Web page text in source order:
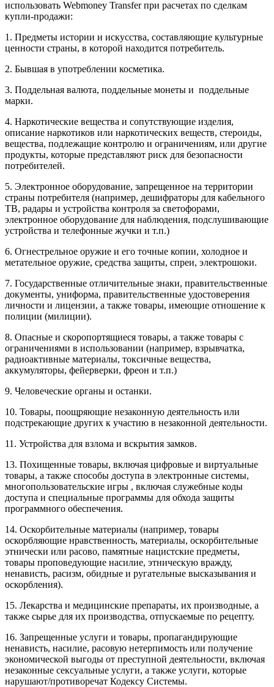
использовать Webmoney Transfer при расчетах по сделкам
купли-продажи:
1. Предметы истории и искусства, составляющие культурные
ценности страны, в которой находится потребитель.
2. Бывшая в употреблении косметика.
3. Поддельная валюта, поддельные монеты и поддельные
марки.
4. Наркотические вещества и сопутствующие изделия,
описание наркотиков или наркотических веществ, стероиды,
вещества, подлежащие контролю и ограничениям, или другие
продукты, которые представляют риск для безопасности
потребителей.
5. Электронное оборудование, запрещенное на территории
страны потребителя (например, дешифраторы для кабельного
ТВ, радары и устройства контроля за светофорами,
электронное оборудование для наблюдения, подслушивающие
устройства и телефонные жучки и т.п.)
6. Огнестрельное оружие и его точные копии, холодное и
метательное оружие, средства защиты, спреи, электрошоки.
7. Государственные отличительные знаки, правительственные
документы, униформа, правительственные удостоверения
личности и лицензии, а также товары, имеющие отношение к
полиции (милиции).
8. Опасные и скоропортящиеся товары, а также товары с
ограничениями в использовании (например, взрывчатка,
радиоактивные материалы, токсичные вещества,
аккумуляторы, фейерверки, фреон и т.п.)
9. Человеческие органы и останки.
10. Товары, поощряющие незаконную деятельность или
подстрекающие других к участию в незаконной деятельности.
11. Устройства для взлома и вскрытия замков.
13. Похищенные товары, включая цифровые и виртуальные
товары, а также способы доступа в электронные системы,
многопользовательские игры , включая служебные коды
доступа и специальные программы для обхода защиты
программного обеспечения.
14. Оскорбительные материалы (например, товары
оскорбляющие нравственность, материалы, оскорбительные
этнически или расово, памятные нацистские предметы,
товары проповедующие насилие, этническую вражду,
ненависть, расизм, обидные и ругательные высказывания и
оскорбления).
15. Лекарства и медицинские препараты, их производные, а
также сырье для их производства, отпускаемые по рецепту.
16. Запрещенные услуги и товары, пропагандирующие
ненависть, насилие, расовую нетерпимость или получение
экономической выгоды от преступной деятельности, включая
незаконные сексуальные услуги, а также услуги, которые
нарушают/противоречат Кодексу Системы.